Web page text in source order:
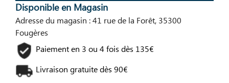
Disponible en Magasin
Adresse du magasin : 41 rue de la Forêt, 35300
Fougères
Paiement en 3 ou 4 fois dès 135€
Livraison gratuite dès 90€